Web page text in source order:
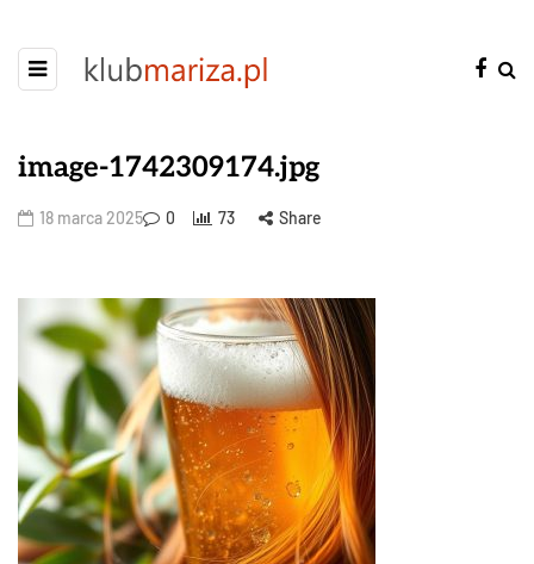
image-1742309174.jpg
18 marca 2025 0 73 Share